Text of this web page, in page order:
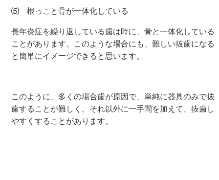
⑸ 根っこと骨が一体化している
長年炎症を繰り返している歯は時に、骨と一体化している
ことがあります。このような場合にも、難しい抜歯になる
と簡単にイメージできると思います。
このように、多くの場合歯が原因で、単純に器具のみで抜
歯することが難しく、それ以外に一手間を加えて、抜歯し
やすくすることがあります。